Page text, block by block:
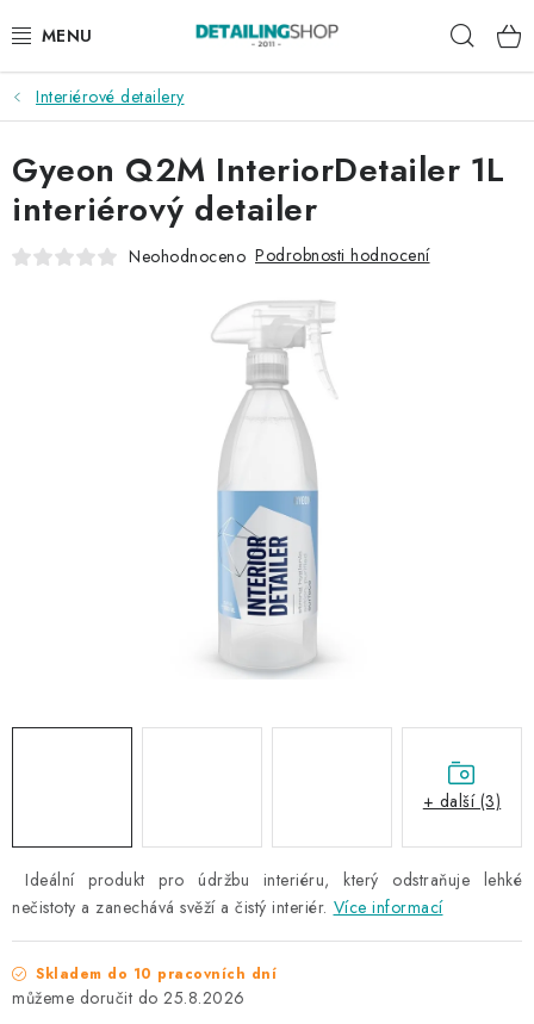
na
AKCE
NOVINKY
EXTERIÉR
DÁRKOVÉ SADY A POUKAZY
BYDLENÍ
Interiérové detailery
Ideální produkt pro údržbu interiéru, který odstraňuje lehké
nečistoty a zanechává svěží a čistý interiér. Více informací
Skladem do 10 pracovních dní
25.8.2026
Gyeon Q2M InteriorDetailer 1L
interiérový detailer
Neohodnoceno Podrobnosti hodnocení
+ další (3)